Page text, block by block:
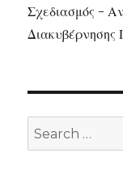
Σχεδιασμός -
Search
for: